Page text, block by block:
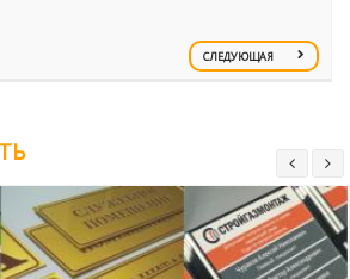
СЛЕДУЮЩАЯ